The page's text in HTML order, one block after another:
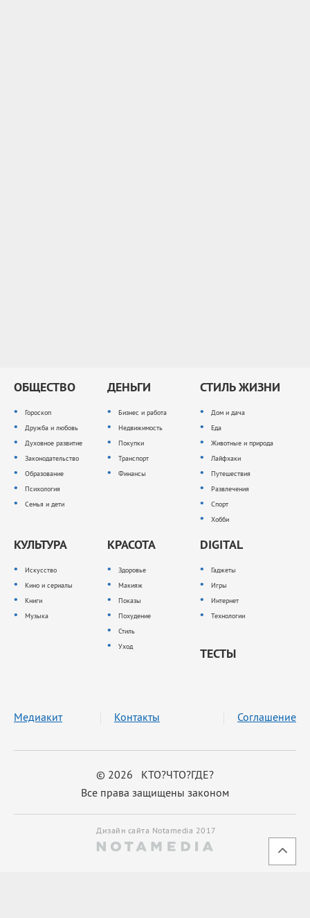
ОБЩЕСТВО
Гороскоп
Дружба и любовь
Духовное развитие
Законодательство
Образование
Психология
Семья и дети
ДЕНЬГИ
Бизнес и работа
Недвижимость
Покупки
Транспорт
Финансы
СТИЛЬ ЖИЗНИ
Дом и дача
Еда
Животные и природа
Лайфхаки
Путешествия
Развлечения
Спорт
Хобби
КУЛЬТУРА
Искусство
Кино и сериалы
Книги
Музыка
КРАСОТА
Здоровье
Макияж
Показы
Похудение
Стиль
Уход
DIGITAL
Гаджеты
Игры
Интернет
Технологии
ТЕСТЫ
© 2026 КТО?ЧТО?ГДЕ?
Все права защищены законом
Медиакит Контакты Соглашение
Дизайн сайта Notamedia 2017